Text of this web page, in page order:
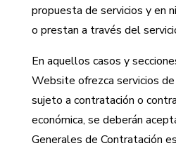
propuesta de servicios y en
o prestan a través del
En aquellos casos y
Website ofrezca servicios
sujeto a contratación o
económica, se deberán
Generales de Contratación